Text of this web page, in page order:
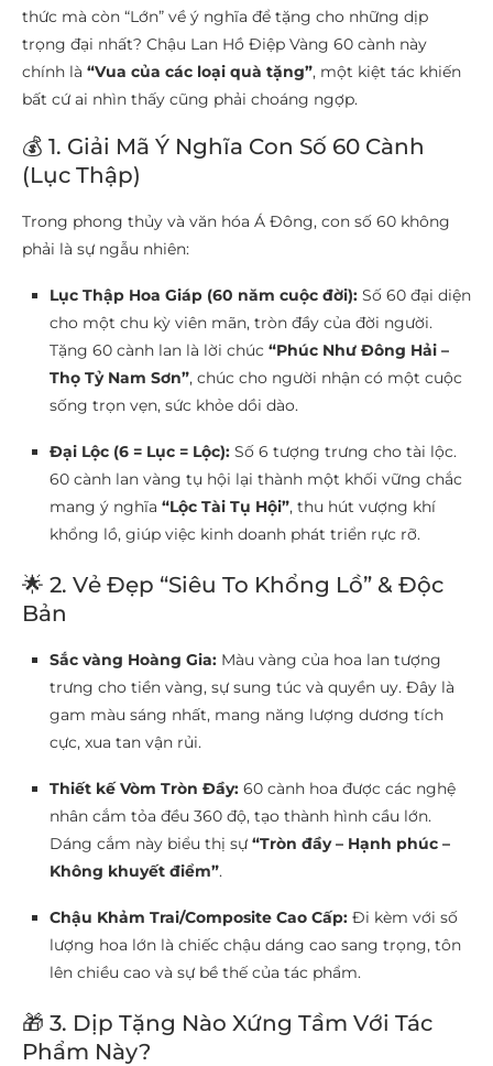
thức mà còn “Lớn” về ý nghĩa để tặng cho những dịp
trọng đại nhất? Chậu Lan Hồ Điệp Vàng 60 cành này
chính là “Vua của các loại quà tặng”, một kiệt tác khiến
bất cứ ai nhìn thấy cũng phải choáng ngợp.
💰 1. Giải Mã Ý Nghĩa Con Số 60 Cành
(Lục Thập)
Trong phong thủy và văn hóa Á Đông, con số 60 không
phải là sự ngẫu nhiên:
Lục Thập Hoa Giáp (60 năm cuộc đời): Số 60 đại diện
cho một chu kỳ viên mãn, tròn đầy của đời người.
Tặng 60 cành lan là lời chúc “Phúc Như Đông Hải –
Thọ Tỷ Nam Sơn”, chúc cho người nhận có một cuộc
sống trọn vẹn, sức khỏe dồi dào.
Đại Lộc (6 = Lục = Lộc): Số 6 tượng trưng cho tài lộc.
60 cành lan vàng tụ hội lại thành một khối vững chắc
mang ý nghĩa “Lộc Tài Tụ Hội”, thu hút vượng khí
khổng lồ, giúp việc kinh doanh phát triển rực rỡ.
🌟 2. Vẻ Đẹp “Siêu To Khổng Lồ” & Độc
Bản
Sắc vàng Hoàng Gia: Màu vàng của hoa lan tượng
trưng cho tiền vàng, sự sung túc và quyền uy. Đây là
gam màu sáng nhất, mang năng lượng dương tích
cực, xua tan vận rủi.
Thiết kế Vòm Tròn Đầy: 60 cành hoa được các nghệ
nhân cắm tỏa đều 360 độ, tạo thành hình cầu lớn.
Dáng cắm này biểu thị sự“Tròn đầy – Hạnh phúc –
Không khuyết điểm”.
Chậu Khảm Trai/Composite Cao Cấp: Đi kèm với số
lượng hoa lớn là chiếc chậu dáng cao sang trọng, tôn
lên chiều cao và sự bề thế của tác phẩm.
🎁 3. Dịp Tặng Nào Xứng Tầm Với Tác
Phẩm Này?